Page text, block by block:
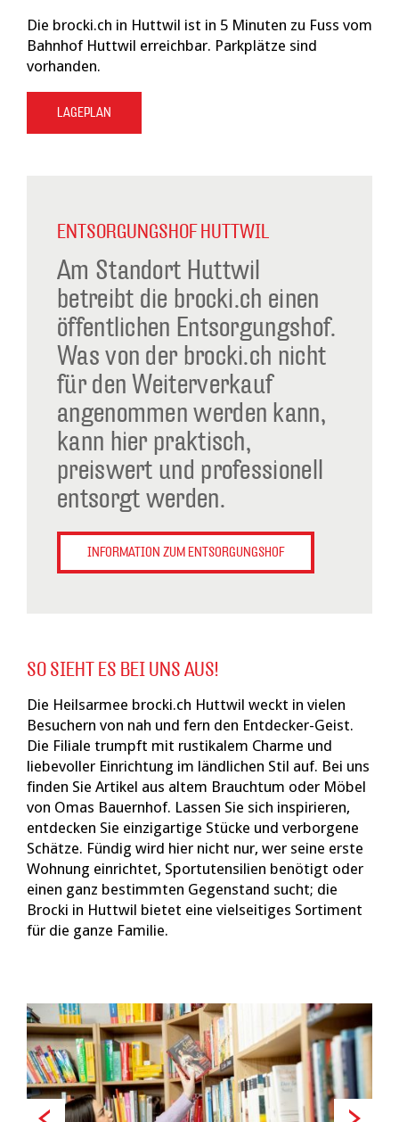
Die brocki.ch in Huttwil ist in 5 Minuten zu Fuss vom
Bahnhof Huttwil erreichbar. Parkplätze sind
vorhanden.
LAGEPLAN
ENTSORGUNGSHOF HUTTWIL
Am Standort Huttwil
betreibt die brocki.ch einen
öffentlichen Entsorgungshof.
Was von der brocki.ch nicht
für den Weiterverkauf
angenommen werden kann,
kann hier praktisch,
preiswert und professionell
entsorgt werden.
INFORMATION ZUM ENTSORGUNGSHOF
SO SIEHT ES BEI UNS AUS!
Die Heilsarmee brocki.ch Huttwil weckt in vielen
Besuchern von nah und fern den Entdecker-Geist.
Die Filiale trumpft mit rustikalem Charme und
liebevoller Einrichtung im ländlichen Stil auf. Bei uns
finden Sie Artikel aus altem Brauchtum oder Möbel
von Omas Bauernhof. Lassen Sie sich inspirieren,
entdecken Sie einzigartige Stücke und verborgene
Schätze. Fündig wird hier nicht nur, wer seine erste
Wohnung einrichtet, Sportutensilien benötigt oder
einen ganz bestimmten Gegenstand sucht; die
Brocki in Huttwil bietet eine vielseitiges Sortiment
für die ganze Familie.